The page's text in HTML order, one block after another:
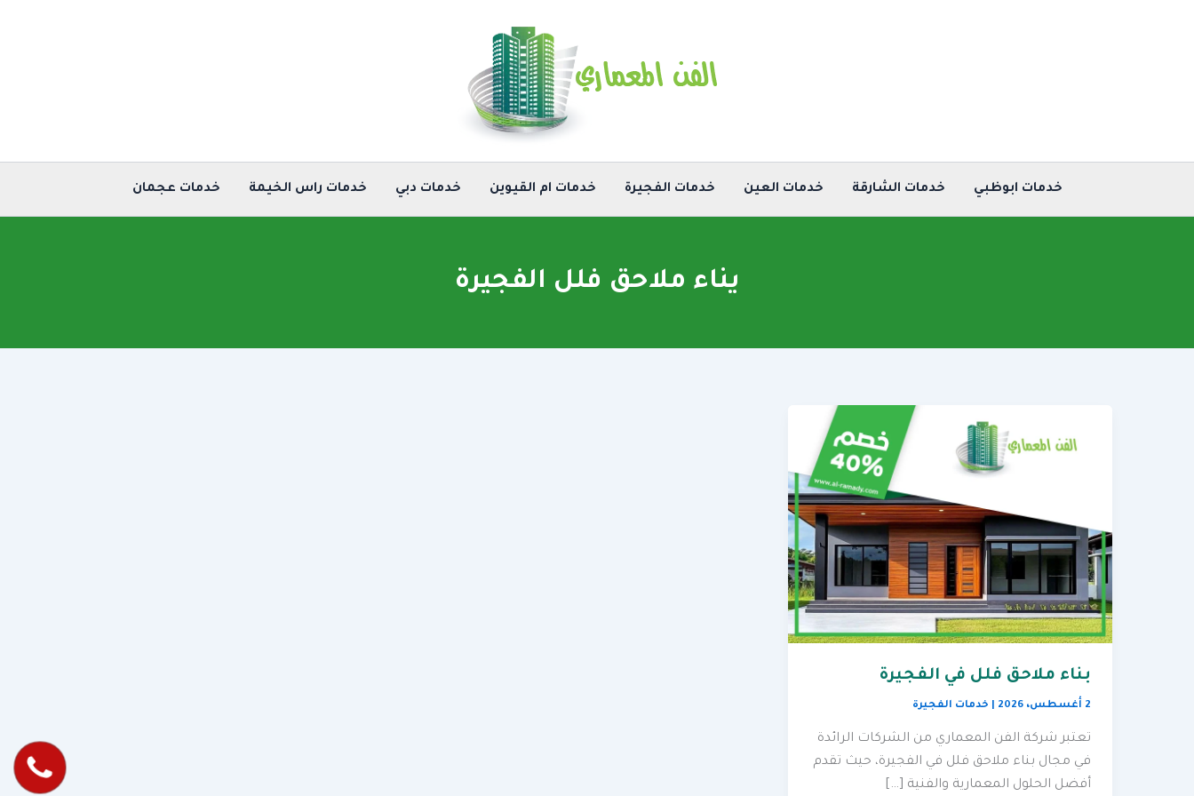
خدمات ابوظبي خدمات الشارقة خدمات العين خدمات الفجيرة خدمات ام القيوين خدمات دبي خدمات راس الخيمة خدمات عجمان
يناء ملاحق فلل الفجيرة
بناء ملاحق فلل في الفجيرة
2 أغسطس، 2026 خدمات الفجيرة
تعتبر شركة الفن المعماري من الشركات الرائدة
في مجال بناء ملاحق فلل في الفجيرة، حيث تقدم
أفضل الحلول المعمارية والفنية […]